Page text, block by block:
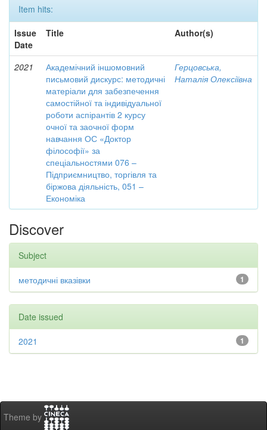
Item hits:
Issue
Date
Title Author(s)
2021
Академічний іншомовний
письмовий дискурс: методичні
матеріали для забезпечення
самостійної та індивідуальної
роботи аспірантів 2 курсу
очної та заочної форм
навчання ОС «Доктор
філософії» за
спеціальностями 076 –
Підприємництво, торгівля та
біржова діяльність, 051 –
Економіка
Герцовська,
Наталія Олексіївна
Discover
Subject
1
методичні вказівки
Date issued
1
2021
Theme by